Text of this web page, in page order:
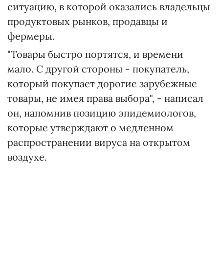
ситуацию, в которой оказались владельцы
продуктовых рынков, продавцы и
фермеры.
"Товары быстро портятся, и времени
мало. С другой стороны - покупатель,
который покупает дорогие зарубежные
товары, не имея права выбора", - написал
он, напомнив позицию эпидемиологов,
которые утверждают о медленном
распространении вируса на открытом
воздухе.